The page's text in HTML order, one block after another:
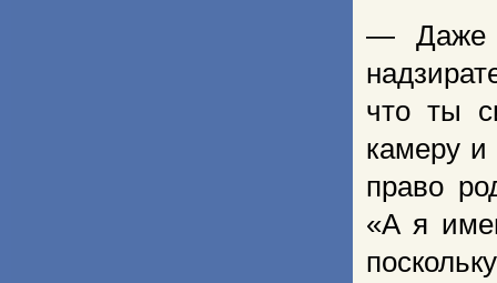
— Даже
что ты
камеру
право
«А я